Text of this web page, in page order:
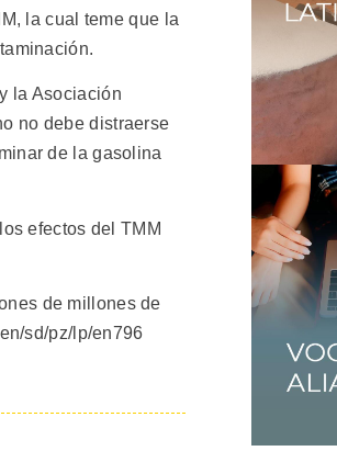
la cual teme que la
la Asociación
no debe distraerse
de la gasolina
efectos del TMM
de millones de
sd/pz/lp/en796